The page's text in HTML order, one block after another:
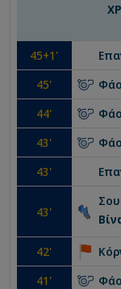
45+1'
45'
44'
43'
43'
43'
42'
41 '